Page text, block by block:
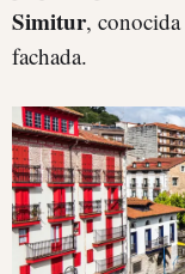
Simitur,
fachada.